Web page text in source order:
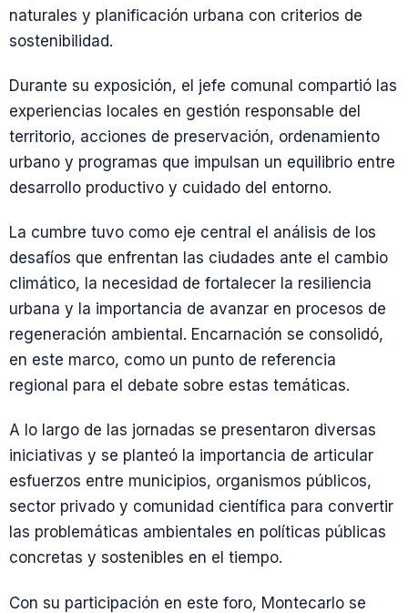
naturales y planificación urbana con criterios de
sostenibilidad.
Durante su exposición, el jefe comunal compartió las
experiencias locales en gestión responsable del
territorio, acciones de preservación, ordenamiento
urbano y programas que impulsan un equilibrio entre
desarrollo productivo y cuidado del entorno.
La cumbre tuvo como eje central el análisis de los
desafíos que enfrentan las ciudades ante el cambio
climático, la necesidad de fortalecer la resiliencia
urbana y la importancia de avanzar en procesos de
regeneración ambiental. Encarnación se consolidó,
en este marco, como un punto de referencia
regional para el debate sobre estas temáticas.
A lo largo de las jornadas se presentaron diversas
iniciativas y se planteó la importancia de articular
esfuerzos entre municipios, organismos públicos,
sector privado y comunidad científica para convertir
las problemáticas ambientales en políticas públicas
concretas y sostenibles en el tiempo.
Con su participación en este foro, Montecarlo se